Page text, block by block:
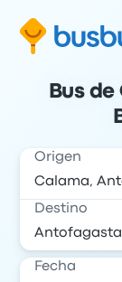
Bus
Origen
Destino
Fecha